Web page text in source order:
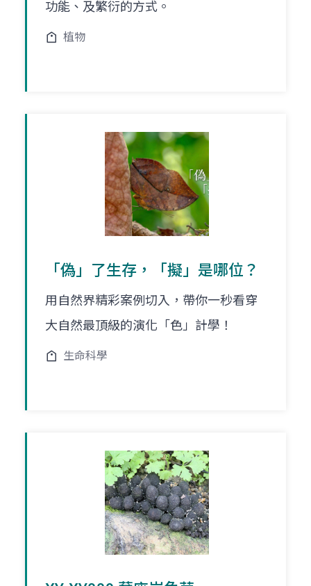
功能、及繁衍的方式。
植物
「偽」了生存，「擬」是哪位？
用自然界精彩案例切入，帶你一秒看穿
大自然最頂級的演化「色」計學！
生命科學